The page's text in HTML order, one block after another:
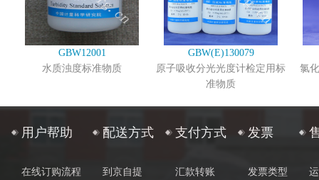
GBW12001
水质浊度标准物质
GBW(E)130079
原子吸收分光光度计检定用标
准物质
氯
用户帮助
在线订购流程
配送方式
到京自提
支付方式
汇款转账
发票
发票类型